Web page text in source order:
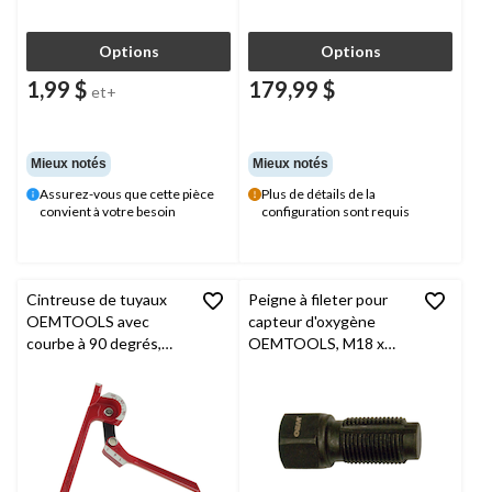
Options
1,99 $ et+
Mieux notés
Assurez-vous que cette pièce
convient à votre besoin
Options
179,99 $
Mieux notés
Plus de détails de la
configuration sont requis
Cintreuse de tuyaux
OEMTOOLS avec
courbe à 90 degrés,
Peigne à fileter pour
capteur d'oxygène
OEMTOOLS, M18 x